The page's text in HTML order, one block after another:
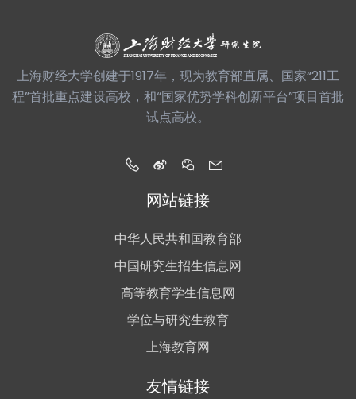
上海财经大学创建于1917年，现为教育部直属、国家“211工
程”首批重点建设高校，和“国家优势学科创新平台”项目首批
试点高校。
网站链接
中华人民共和国教育部
中国研究生招生信息网
高等教育学生信息网
学位与研究生教育
上海教育网
友情链接